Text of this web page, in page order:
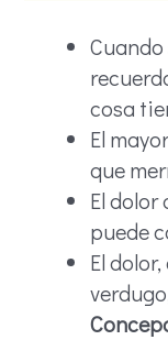
cosa
El
que
El dolor
puede
El